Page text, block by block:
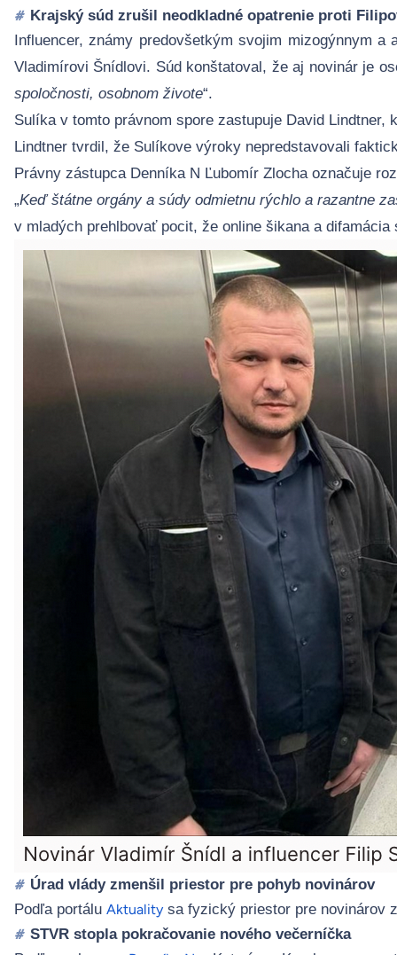
# Krajský súd zrušil neodkladné opatrenie proti
Influencer, známy predovšetkým svojim mizogýnnym
Vladimírovi Šnídlovi. Súd konštatoval, že aj novinár je
spoločnosti, osobnom živote“.
Sulíka v tomto právnom spore zastupuje David
Lindtner tvrdil, že Sulíkove výroky nepredstavovali
Právny zástupca Denníka N Ľubomír Zlocha označuje
„Keď štátne orgány a súdy odmietnu rýchlo a razantne
v mladých prehlbovať pocit, že online šikana a
# Úrad vlády zmenšil priestor pre pohyb novinárov
Podľa portálu Aktuality sa fyzický priestor pre novinárov
# STVR stopla pokračovanie nového večerníčka